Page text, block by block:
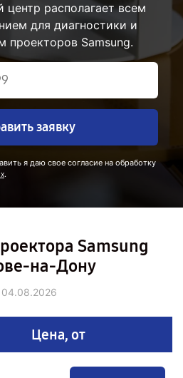
центр располагает всем
для диагностики и
проекторов Samsung.
заявку
я даю свое согласие на обработку
.
Samsung
на-Дону
04.08.2026
Цена, от